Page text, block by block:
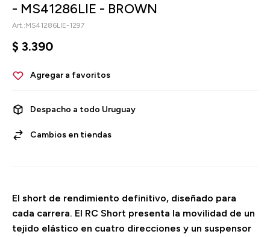
- MS41286LIE - BROWN
MS41286LIE-1297
$ 3.390
Despacho a todo Uruguay
Cambios en tiendas
El short de rendimiento definitivo, diseñado para
cada carrera. El RC Short presenta la movilidad de un
tejido elástico en cuatro direcciones y un suspensor